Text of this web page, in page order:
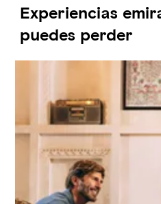
Experiencias
puedes perder